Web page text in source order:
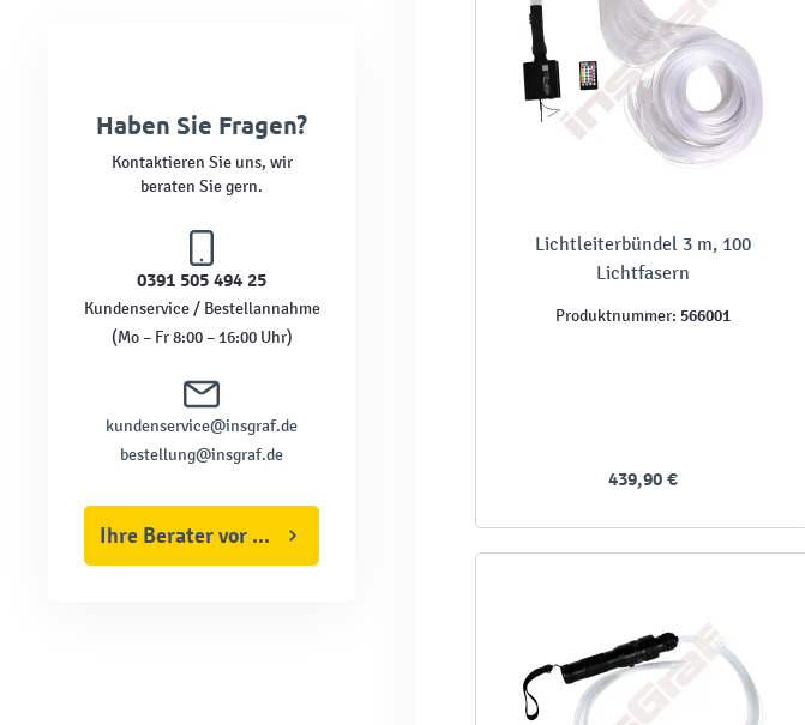
Haben Sie Fragen?
Kontaktieren Sie uns, wir
beraten Sie gern.
0391 505 494 25
Kundenservice / Bestellannahme
(Mo – Fr 8:00 – 16:00 Uhr)
kundenservice@insgraf.de
bestellung@insgraf.de
Ihre Berater vor Ort
Lichtleiterbündel 3 m, 100
Lichtfasern
Produktnummer: 566001
439,90 €